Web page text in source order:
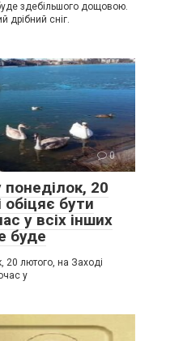
здебільшого дощовою.
дрібний сніг.
0
понеділок, 20
бути
у всіх інших
буде
20 лютого, на Заході
у